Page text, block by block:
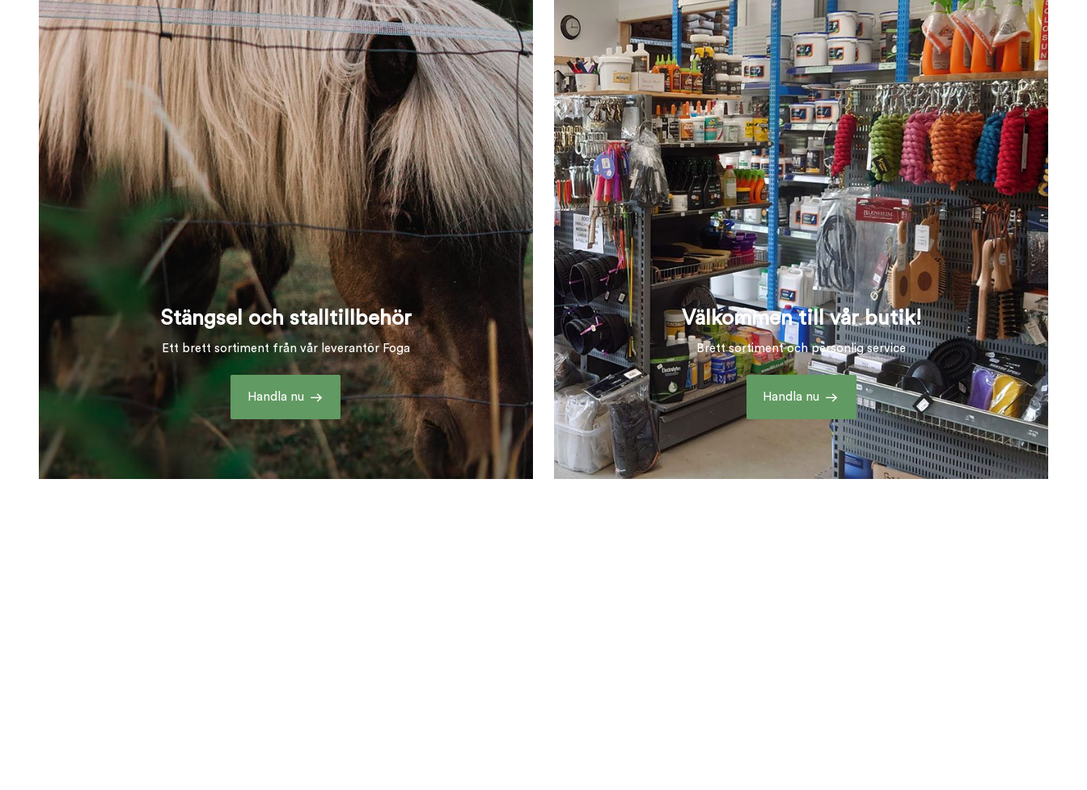
Stängsel och stalltillbehör
Ett brett sortiment från vår leverantör Foga
Handla nu
Välkommen till vår butik!
Brett sortiment och personlig service
Handla nu